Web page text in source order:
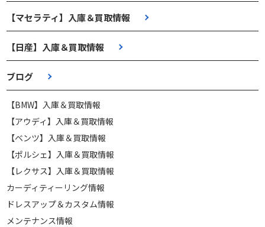
【マセラティ】入庫＆買取情報
【日産】入庫＆買取情報
ブログ
【BMW】入庫＆買取情報
【アウディ】入庫＆買取情報
【ベンツ】入庫＆買取情報
【ポルシェ】入庫＆買取情報
【レクサス】入庫＆買取情報
カーディティーリング情報
ドレスアップ＆カスタム情報
メンテナンス情報